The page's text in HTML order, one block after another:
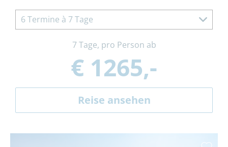
6 Termine à 7 Tage
7 Tage, pro Person ab
€ 1265,-
Reise ansehen